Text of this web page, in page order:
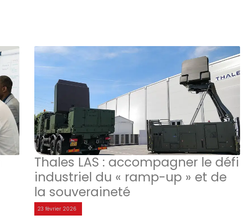
Thales LAS : accompagner le défi
industriel du « ramp-up » et de
la souveraineté
23 février 2026